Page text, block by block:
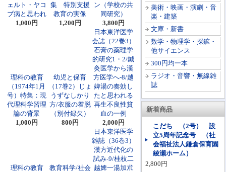
美術・映画・演劇・音
楽・建築
文庫・新書
数学・物理学・採鉱・
他サイエンス
300円均一本
ラジオ・音響・無線雑
誌
新着商品
こだち （2号） 設
立5周年記念号 （社
会福祉法人鎌倉保育園
綾瀬ホーム）
2,800円
ェルト・ヤコ
ブ病と思われ
1,000円
集 特別支援
教育の実像
1,200円
ン（学校の共
同研究）
3,800円
理科の教育
（1974年1月
号）特集：現
代理科学習理
論の背景
1,000円
幼児と保育
（17巻2）じょ
うずなしかり
方/衣服の着脱
（別付録欠）
800円
日本東洋医学
会誌（22巻3）
石膏の薬理学
的研究1・2/鍼
灸医学から漢
方医学へ-8/越
婢湯の奏効し
たと思われる
再生不良性貧
血の一例
2,000円
理科の教育
教育科学/社会
日本東洋医学
雑誌（36巻3）
漢方近代化の
試み-9/桂枝二
越婢一湯加朮